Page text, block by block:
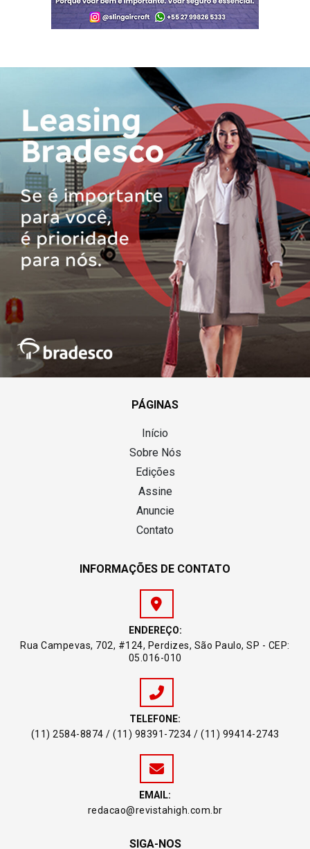
PÁGINAS
Início
Sobre Nós
Edições
Assine
Anuncie
Contato
INFORMAÇÕES DE CONTATO
ENDEREÇO:
Rua Campevas, 702, #124, Perdizes, São Paulo, SP - CEP:
05.016-010
TELEFONE:
(11) 2584-8874 / (11) 98391-7234 / (11) 99414-2743
EMAIL:
redacao@revistahigh.com.br
SIGA-NOS